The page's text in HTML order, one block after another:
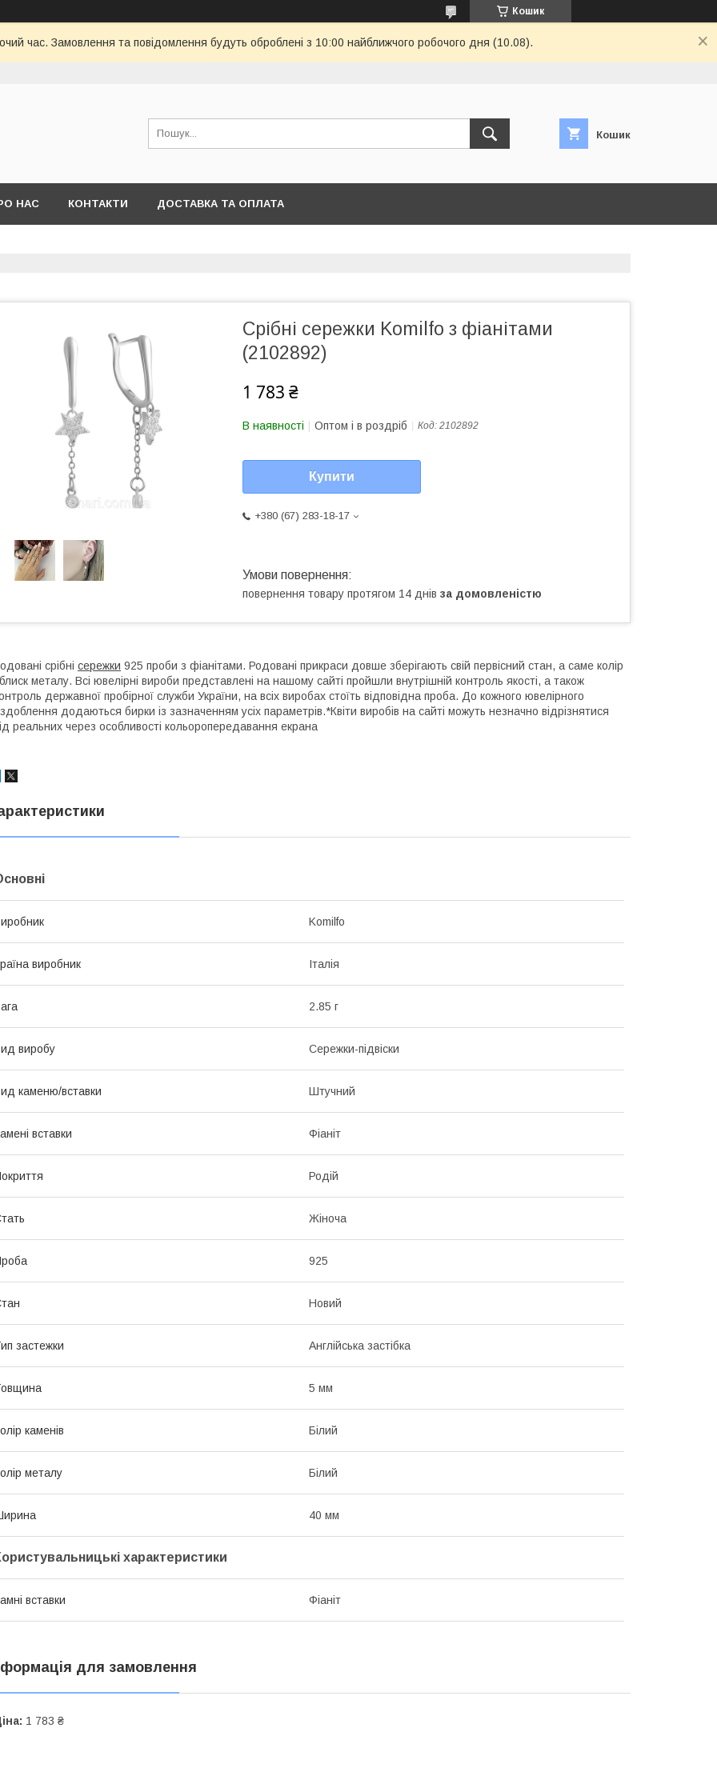
Кошик
час. Замовлення та повідомлення будуть оброблені з 10:00 найближчого робочого дня (10.08).
Кошик
НАС КОНТАКТИ ДОСТАВКА ТА ОПЛАТА
Срібні сережки Komilfo з фіанітами
(2102892)
1 783 ₴
В наявності Оптом і в роздріб Код: 2102892
Купити
+380 (67) 283-18-17
повернення товару протягом 14 днів за домовленістю
срібні сережки 925 проби з фіанітами. Родовані прикраси довше зберігають свій первісний стан, а саме колір
блиск металу. Всі ювелірні вироби представлені на нашому сайті пройшли внутрішній контроль якості, а також
державної пробірної служби України, на всіх виробах стоїть відповідна проба. До кожного ювелірного
додаються бирки із зазначенням усіх параметрів.*Квіти виробів на сайті можуть незначно відрізнятися
реальних через особливості кольоропередавання екрана
Komilfo
виробник Італія
2.85 г
виробу Сережки-підвіски
каменю/вставки Штучний
вставки Фіаніт
Родій
Жіноча
925
Новий
застежки Англійська застібка
5 мм
каменів Білий
металу Білий
40 мм
характеристики
вставки Фіаніт
для замовлення
1 783 ₴